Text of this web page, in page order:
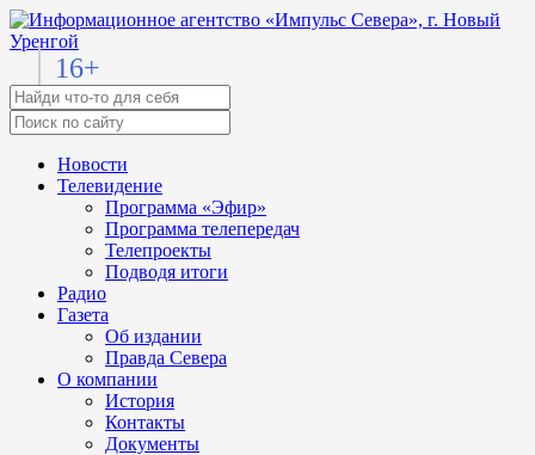
16+
Новости
Телевидение
Программа «Эфир»
Программа телепередач
Телепроекты
Подводя итоги
Радио
Газета
Об издании
Правда Севера
О компании
История
Контакты
Документы